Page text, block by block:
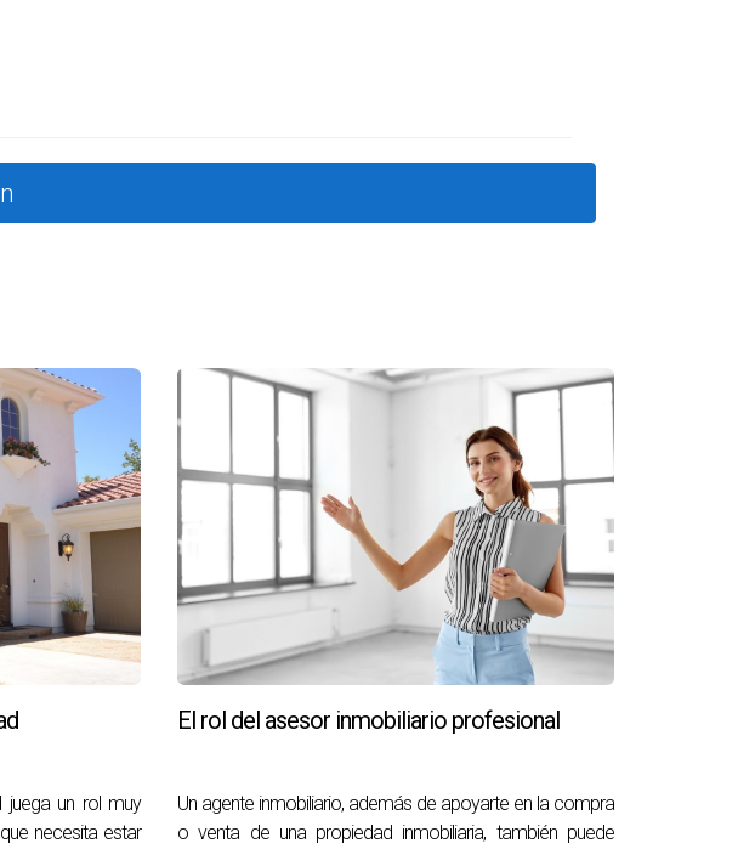
juega un rol muy
necesita estar
El rol del asesor inmobiliario profesional
Un agente inmobiliario, además de apoyarte en la compra
o venta de una propiedad inmobiliaria, también puede